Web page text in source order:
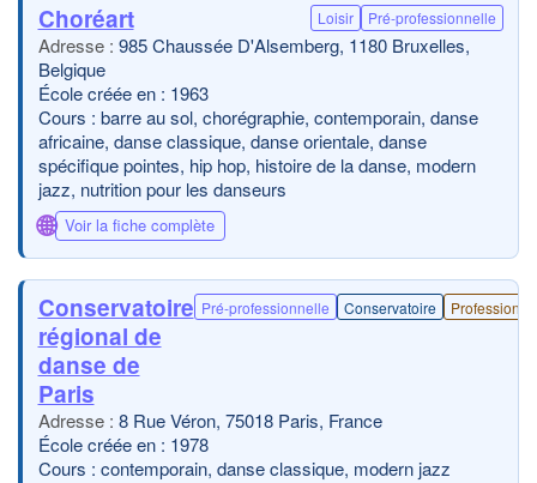
Choréart Loisir Pré-professionnelle
985 Chaussée D'Alsemberg, 1180 Bruxelles,
Belgique
École créée en : 1963
Cours : barre au sol, chorégraphie, contemporain, danse
africaine, danse classique, danse orientale, danse
spécifique pointes, hip hop, histoire de la danse, modern
jazz, nutrition pour les danseurs
🌐 Voir la fiche complète
Conservatoire
régional de
danse de
Paris
Pré-professionnelle Conservatoire
8 Rue Véron, 75018 Paris, France
École créée en : 1978
Cours : contemporain, danse classique, modern jazz